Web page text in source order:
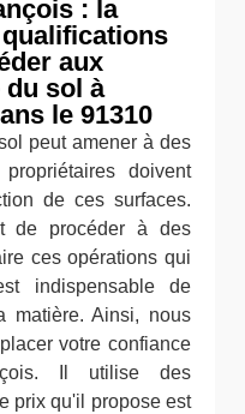
: la
aux
sol à
le 91310
peut amener à des
doivent
de ces surfaces.
de procéder à des
ces opérations qui
indispensable de
matière. Ainsi, nous
votre confiance
Il utilise des
prix qu'il propose est